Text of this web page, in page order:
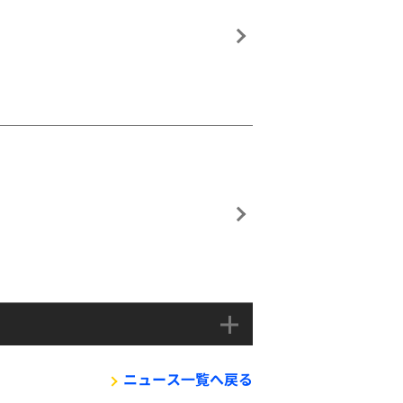
ニュース一覧へ戻る